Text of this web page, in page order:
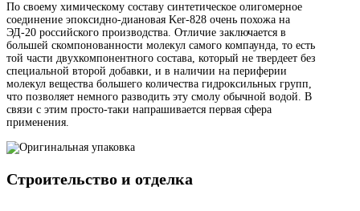
По своему химическому составу синтетическое олигомерное
соединение эпоксидно-диановая Ker-828 очень похожа на
ЭД-20 российского производства. Отличие заключается в
большей скомпонованности молекул самого компаунда, то есть
той части двухкомпонентного состава, который не твердеет без
специальной второй добавки, и в наличии на периферии
молекул вещества большего количества гидроксильных групп,
что позволяет немного разводить эту смолу обычной водой. В
связи с этим просто-таки напрашивается первая сфера
применения.
Строительство и отделка